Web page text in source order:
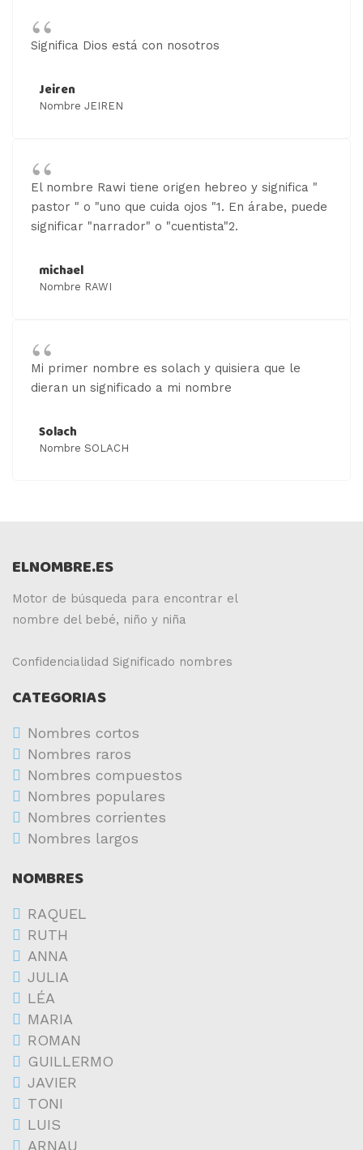
Significa Dios está con nosotros
Jeiren
Nombre JEIREN
El nombre Rawi tiene origen hebreo y significa "
pastor " o "uno que cuida ojos "1. En árabe, puede
significar "narrador" o "cuentista"2.
michael
Nombre RAWI
Mi primer nombre es solach y quisiera que le
dieran un significado a mi nombre
Solach
Nombre SOLACH
ELNOMBRE.ES
Motor de búsqueda para encontrar el
nombre del bebé, niño y niña
Confidencialidad Significado nombres
CATEGORIAS
Nombres cortos
Nombres raros
Nombres compuestos
Nombres populares
Nombres corrientes
Nombres largos
NOMBRES
RAQUEL
RUTH
ANNA
JULIA
LÉA
MARIA
ROMAN
GUILLERMO
JAVIER
TONI
LUIS
ARNAU